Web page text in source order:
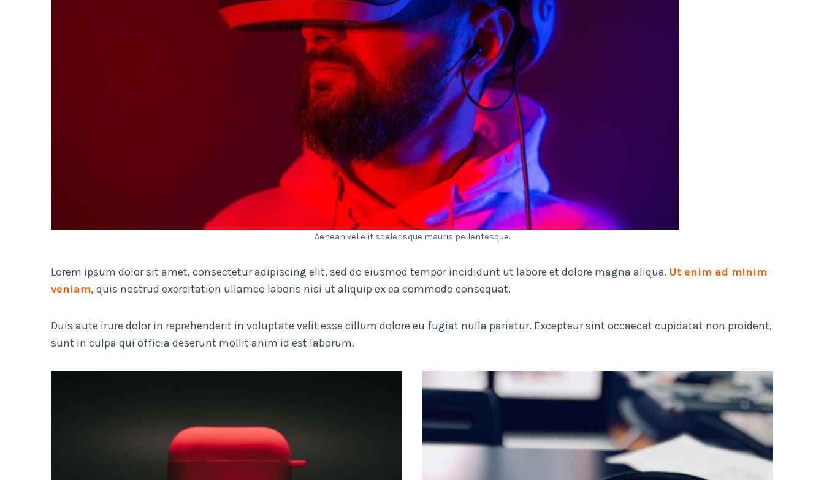
Aenean vel elit scelerisque mauris pellentesque.
Lorem ipsum dolor sit amet, consectetur adipiscing elit, sed do eiusmod tempor incididunt ut labore et dolore magna aliqua. Ut enim ad minim
veniam, quis nostrud exercitation ullamco laboris nisi ut aliquip ex ea commodo consequat.
Duis aute irure dolor in reprehenderit in voluptate velit esse cillum dolore eu fugiat nulla pariatur. Excepteur sint occaecat cupidatat non proident,
sunt in culpa qui officia deserunt mollit anim id est laborum.